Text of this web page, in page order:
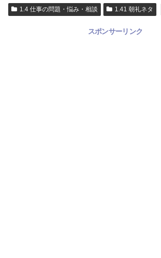
1.4 仕事の問題・悩み・相談 1.41 朝礼ネタ
スポンサーリンク